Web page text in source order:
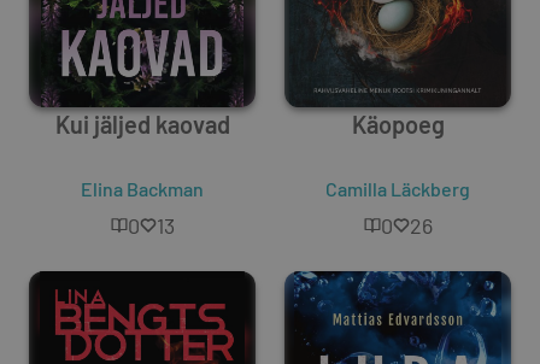
Kui jäljed kaovad
Elina Backman
0 13
Käopoeg
Camilla Läckberg
0 26